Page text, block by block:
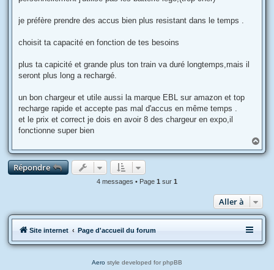
je préfère prendre des accus bien plus resistant dans le temps .
choisit ta capacité en fonction de tes besoins
plus ta capicité et grande plus ton train va duré longtemps,mais il
seront plus long a rechargé.
un bon chargeur et utile aussi la marque EBL sur amazon et top
recharge rapide et accepte pas mal d'accus en même temps .
et le prix et correct je dois en avoir 8 des chargeur en expo,il
fonctionne super bien
a
u
Répondre
4 messages • Page 1 sur 1
Aller à
Site internet Page d'accueil du forum
Aero style developed for phpBB